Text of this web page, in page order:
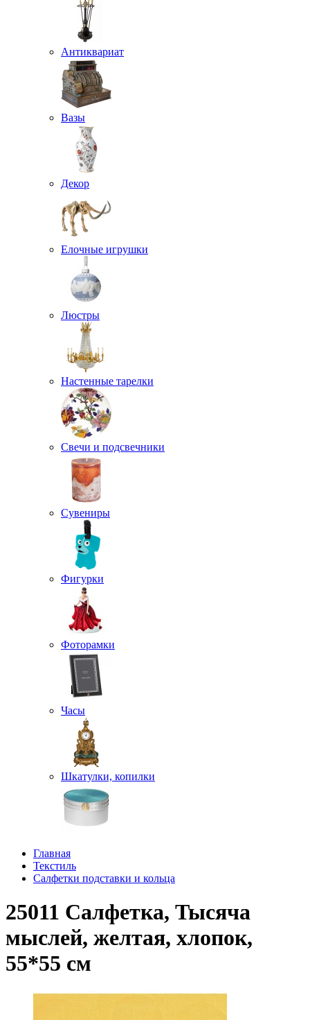
Антиквариат
Вазы
Декор
Елочные игрушки
Люстры
Настенные тарелки
Свечи и подсвечники
Сувениры
Фигурки
Фоторамки
Часы
Шкатулки, копилки
Главная
Текстиль
Салфетки подставки и кольца
25011 Салфетка, Тысяча
мыслей, желтая, хлопок,
55*55 см